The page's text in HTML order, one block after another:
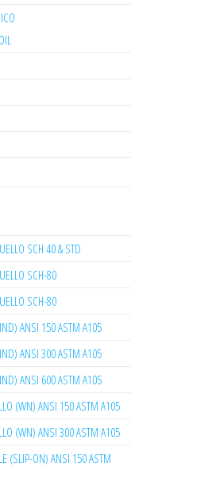
SCH 40 & STD
SCH-80
SCH-80
ANSI 150 ASTM A105
ANSI 300 ASTM A105
ANSI 600 ASTM A105
(WN) ANSI 150 ASTM A105
(WN) ANSI 300 ASTM A105
(SLIP-ON) ANSI 150 ASTM